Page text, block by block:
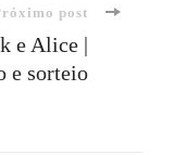
post
e Alice |
e sorteio